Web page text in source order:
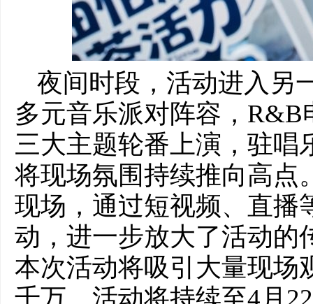
夜间时段，活动进入另
多元音乐派对阵容，
三大主题轮番上演，驻唱
将现场氛围持续推向高点
现场，通过短视频、直播
动，进一步放大了活动的
本次活动将吸引大量现场
千万。活动将持续至4月